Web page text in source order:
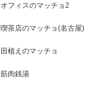
オフィスのマッチョ2
喫茶店のマッチョ(名古屋)
田植えのマッチョ
筋肉銭湯